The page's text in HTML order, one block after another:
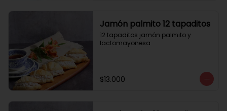
Jamón palmito 12 tapaditos
12 tapaditos jamón palmito y
lactomayonesa
$13.000